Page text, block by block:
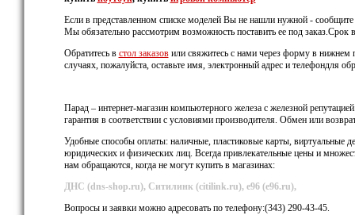
Если в представленном списке моделей Вы не нашли нужной -
Мы обязательно рассмотрим возможность поставить ее под заказ.Срок
Обратитесь в стол заказовили свяжитесь с нами через форму в нижнем
случаях, пожалуйста, оставьте имя, электронный адрес и телефондля
Парад – интернет-магазин компьютерного железа с железной
гарантия в соответствии с условиями производителя. Обмен или
Удобные способы оплаты: наличные, пластиковые карты, виртуальные
юридических и физических лиц. Всегда привлекательные цены и
нам обращаются, когда не могут купить в магазинах:
ДНС (dns-shop.ru), Ситилинк (citilink.ru), е96 (e96.ru),
Вопросы и заявки можно адресовать по телефону:(343) 290-43-45.